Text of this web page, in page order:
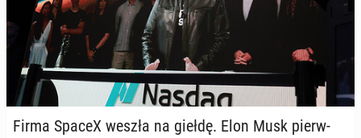
Firma SpaceX weszła na giełdę. Elon Musk pierw­